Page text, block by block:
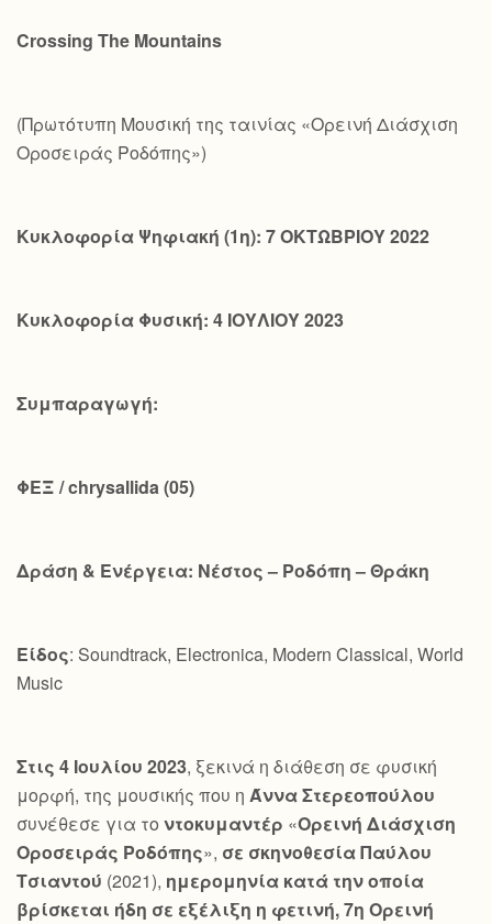
Crossing The Mountains
(Πρωτότυπη Μουσική της ταινίας «Ορεινή Διάσχιση
Οροσειράς Ροδόπης»)
Κυκλοφορία Ψηφιακή (1η): 7 ΟΚΤΩΒΡΙΟΥ 2022
Κυκλοφορία Φυσική: 4 ΙΟΥΛΙΟΥ 2023
Συμπαραγωγή:
ΦΕΞ /chrysallida(05)
Δράση & Ενέργεια: Νέστος – Ροδόπη – Θράκη
Είδος: Soundtrack, Electronica, Modern Classical, World
Music
Στις 4 Ιουλίου 2023, ξεκινά η διάθεση σε φυσική
μορφή, της μουσικής που η Άννα Στερεοπούλου
συνέθεσε για το ντοκυμαντέρ «Ορεινή Διάσχιση
Οροσειράς Ροδόπης», σε σκηνοθεσία Παύλου
Τσιαντού (2021), ημερομηνία κατά την οποία
βρίσκεται ήδη σε εξέλιξη η φετινή, 7η Ορεινή